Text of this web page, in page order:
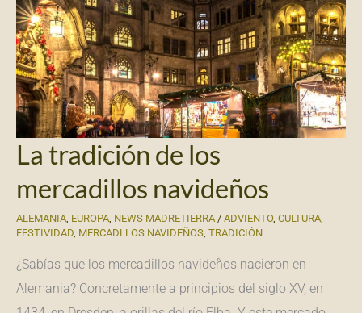
La tradición de los
mercadillos navideños
ALEMANIA EUROPA NEWS MADRETIERRA / ADVIENTO, CULTURA
FESTIVIDAD MERCADLLOS NAVIDEÑOS TRADICIÓN
¿Sabías que los mercadillos navideños nacieron en
Alemania? Concretamente a principios del siglo XV, en